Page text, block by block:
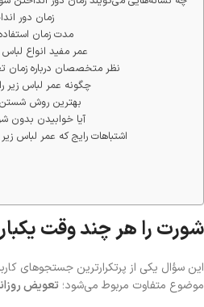
زمان دور
مدت زمان
عمر مفید انواع
نظر متخصصان درباره زمان
چگونه عمر لباس زیر
بهترین روش
آیا خوابیدن بدون
اشتباهات رایج که عمر لباس زیر
شورت را هر چند وقت
این سؤال یکی از پرتکرارترین جستجوهای
موضوع متفاوت مربوط می‌شود؛ تعویض